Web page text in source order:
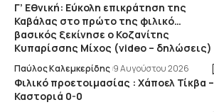
Γ’ Εθνική: Εύκολη επικράτηση της
Καβάλας στο πρώτο της φιλικό…
βασικός ξεκίνησε ο Κοζανίτης
Κυπαρίσσης Μίχος (video – δηλώσεις)
Παύλος Καλεμκερίδης 9 Αυγούστου 2026
Φιλικό προετοιμασίας : Χάποελ Τίκβα –
Καστοριά 0-0